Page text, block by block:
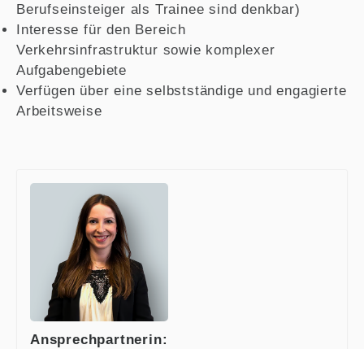
Berufseinsteiger als Trainee sind denkbar)
Interesse für den Bereich
Verkehrsinfrastruktur sowie komplexer
Aufgabengebiete
Verfügen über eine selbstständige und engagierte
Arbeitsweise
Ansprechpartnerin: